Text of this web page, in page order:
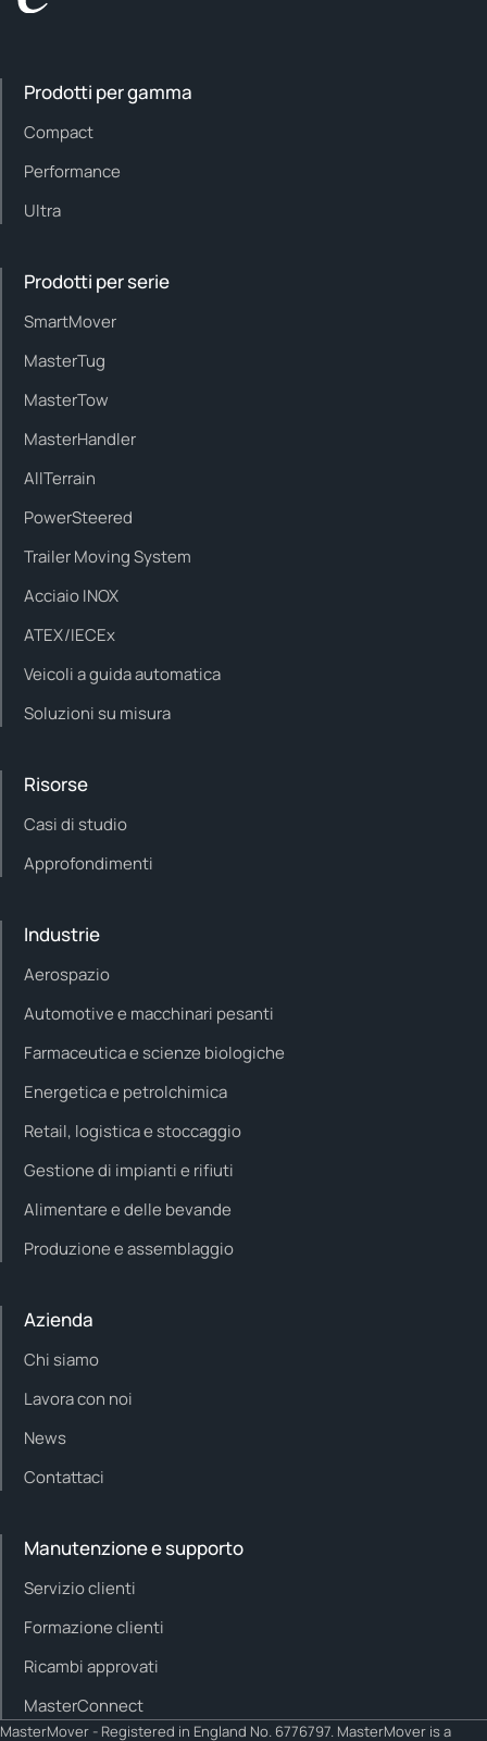
Prodotti per gamma
Compact
Performance
Ultra
Prodotti per serie
SmartMover
MasterTug
MasterTow
MasterHandler
AllTerrain
PowerSteered
Trailer Moving System
Acciaio INOX
ATEX/IECEx
Veicoli a guida automatica
Soluzioni su misura
Risorse
Casi di studio
Approfondimenti
Industrie
Aerospazio
Automotive e macchinari pesanti
Farmaceutica e scienze biologiche
Energetica e petrolchimica
Retail, logistica e stoccaggio
Gestione di impianti e rifiuti
Alimentare e delle bevande
Produzione e assemblaggio
Azienda
Chi siamo
Lavora con noi
News
Contattaci
Manutenzione e supporto
Servizio clienti
Formazione clienti
Ricambi approvati
MasterConnect
MasterMover - Registered in England No. 6776797. MasterMover is a